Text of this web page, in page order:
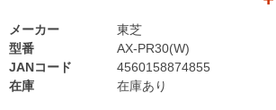
型番
AX-PR30(W)
JANコード
4560158874855
在庫
在庫あり
メーカー 東芝